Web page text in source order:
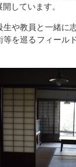
しています。
や教員と一緒に志
等を巡るフィール